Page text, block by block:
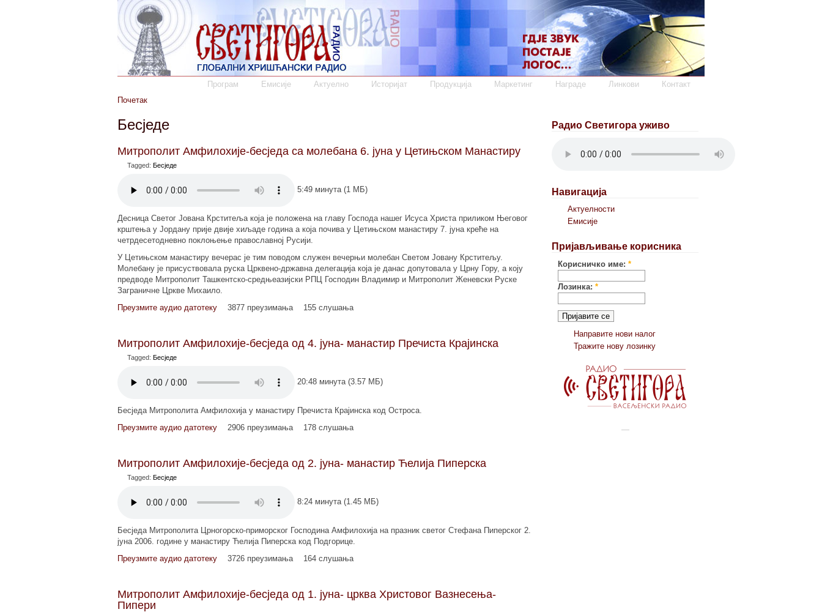
Програм Емисије Актуелно Историјат Продукција Маркетинг Награде Линкови
Контакт
Почетак
Бесједе
Митрополит Амфилохије-бесједа са молебана 6. јуна у Цетињском Манастиру
Tagged: Бесједе
5:49 минута (1 МБ)
Десница Светог Јована Крститеља која је положена на главу Господа нашег Исуса Христа приликом Његовог
крштења у Јордану прије двије хиљаде година а која почива у Цетињском манастиру 7. јуна креће на
четрдесетодневно поклоњење православној Русији.
У Цетињском манастиру вечерас је тим поводом служен вечерњи молебан Светом Јовану Крститељу.
Молебану је присуствовала руска Црквено-државна делегација која је данас допутовала у Црну Гору, а коју
предводе Митрополит Ташкентско-средњеазијски РПЦ Господин Владимир и Митрополит Женевски Руске
Заграничне Цркве Михаило.
Преузмите аудио датотеку
3877 преузимања 155 слушања
Митрополит Амфилохије-бесједа од 4. јуна- манастир Пречиста Крајинска
Tagged: Бесједе
20:48 минута (3.57 МБ)
Бесједа Митрополита Амфилохија у манастиру Пречиста Крајинска код Остроса.
Преузмите аудио датотеку
2906 преузимања 178 слушања
Митрополит Амфилохије-бесједа од 2. јуна- манастир Ћелија Пипeрска
Tagged: Бесједе
8:24 минута (1.45 МБ)
Бесједа Митрополита Црногорско-приморског Господина Амфилохија на празник светог Стефана Пиперског 2.
јуна 2006. године у манастиру Ћелија Пиперска код Подгорице.
Преузмите аудио датотеку
3726 преузимања 164 слушања
Митрополит Амфилохије-бесједа од 1. јуна- црква Христовог Вазнесења-
Пипери
Радио Светигора уживо
Навигација
Актуелности
Емисије
Пријављивање корисника
Корисничко име: *
Лозинка: *
Направите нови налог
Тражите нову лозинку